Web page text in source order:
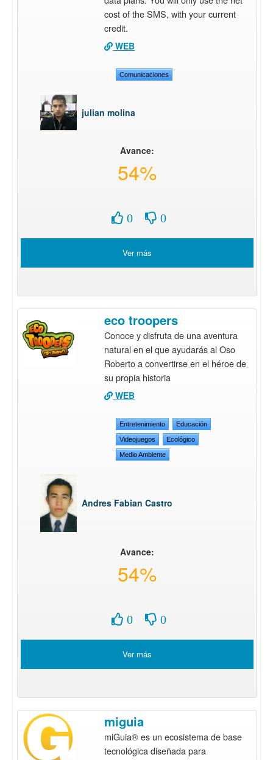
cost of the SMS, with your current
credit.
WEB
Comunicaciones
julian molina
Avance:
54%
0 0
Ver más
eco troopers
Conoce y disfruta de una aventura
natural en el que ayudarás al Oso
Roberto a convertirse en el héroe de
su propia historia
WEB
Entretenimiento Educación
Videojuegos Ecológico
Medio Ambiente
Andres Fabian Castro
Avance:
54%
0 0
Ver más
miguia
miGuia® es un ecosistema de base
tecnológica diseñada para